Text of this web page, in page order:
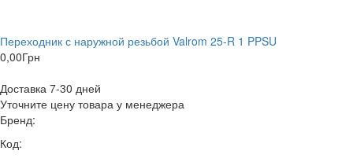
Переходник с наружной резьбой Valrom 25-R 1 PPSU
0,00Грн
Доставка 7-30 дней
Уточните цену товара у менеджера
Бренд:
Код: